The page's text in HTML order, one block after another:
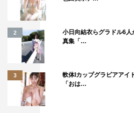
2
小日向結衣らグラドル6
真集「…
3
軟体Iカップグラビアアイ
「おは…